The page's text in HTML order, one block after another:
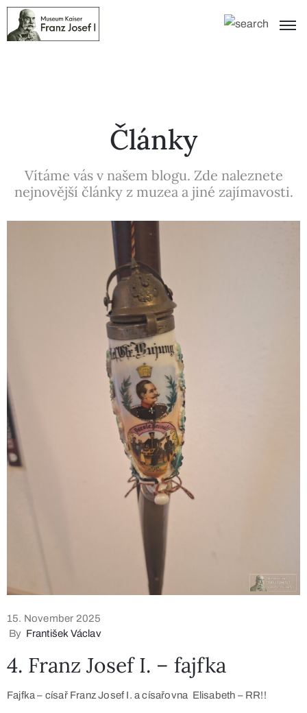
Články
Vítáme vás v našem blogu. Zde naleznete
nejnovější články z muzea a jiné zajímavosti.
15. November 2025
By František Václav
4. Franz Josef I. – fajfka
Fajfka – císař Franz Josef I. a císařovna Elisabeth – RR!!